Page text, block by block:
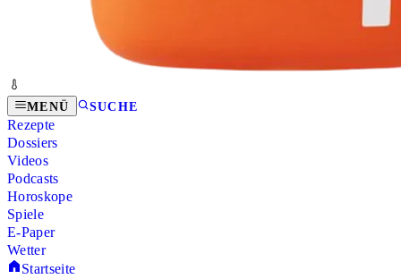
MENÜ SUCHE
Rezepte
Dossiers
Videos
Podcasts
Horoskope
Spiele
E-Paper
Wetter
Startseite